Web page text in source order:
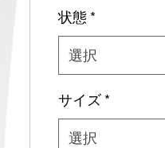
状態 *
選択
サイズ *
選択